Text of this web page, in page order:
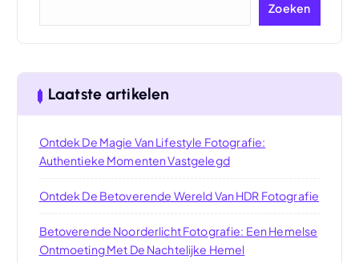
Zoeken
Laatste artikelen
Ontdek De Magie Van Lifestyle Fotografie:
Authentieke Momenten Vastgelegd
Ontdek De Betoverende Wereld Van HDR Fotografie
Betoverende Noorderlicht Fotografie: Een Hemelse
Ontmoeting Met De Nachtelijke Hemel